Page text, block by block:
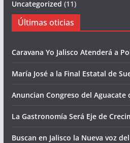
Uncategorized (11)
Últimas oticias
Caravana Yo Jalisco Atenderá a
María José a la Final Estatal de
Anuncian Congreso del Aguacate
La Gastronomía Será Eje de
Buscan en Jalisco la Nueva voz